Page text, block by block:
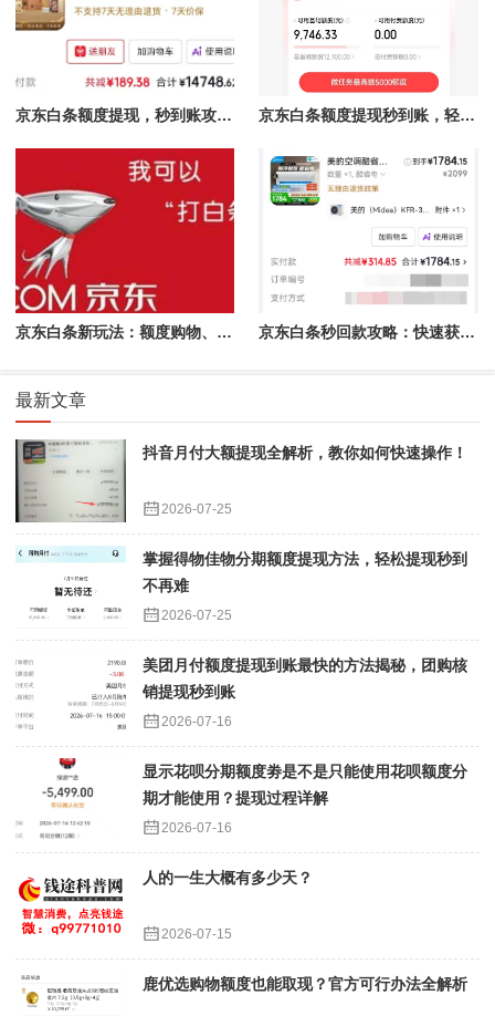
京东白条额度提现，秒到账攻略全解析 京东白条额度提现秒到账，轻松解决资金周转难题
京东白条新玩法：额度购物、提现秒到的完美结合 京东白条秒回款攻略：快速获取资金的详细指南
最新文章
抖音月付大额提现全解析，教你如何快速操作！
2026-07-25
掌握得物佳物分期额度提现方法，轻松提现秒到
不再难
2026-07-25
美团月付额度提现到账最快的方法揭秘，团购核
销提现秒到账
2026-07-16
显示花呗分期额度劵是不是只能使用花呗额度分
期才能使用？提现过程详解
2026-07-16
人的一生大概有多少天？
2026-07-15
鹿优选购物额度也能取现？官方可行办法全解析